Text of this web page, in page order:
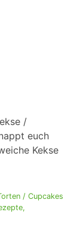
/
euch
Kekse
/ Cupcakes
,